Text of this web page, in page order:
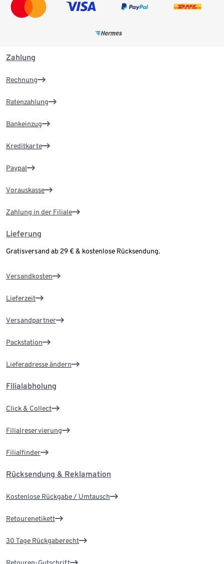
Zahlung
Rechnung
Ratenzahlung
Bankeinzug
Kreditkarte
Paypal
Vorauskasse
Zahlung in der Filiale
Lieferung
Gratisversand ab 29 € & kostenlose Rücksendung.
Versandkosten
Lieferzeit
Versandpartner
Packstation
Lieferadresse ändern
Filialabholung
Click & Collect
Filialreservierung
Filialfinder
Rücksendung & Reklamation
Kostenlose Rückgabe / Umtausch
Retourenetikett
30 Tage Rückgaberecht